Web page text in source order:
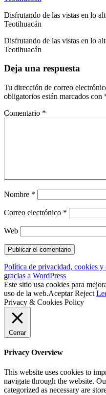
Disfrutando de las vistas en lo
Teotihuacán
Disfrutando de las vistas en lo
Teotihuacán
Deja una respuesta
Tu dirección de correo
obligatorios están marcados con
Comentario *
Nombre *
Correo electrónico *
Web
Política de privacidad, cookies y
gracias a WordPress
Este sitio usa cookies para
uso de la web.Aceptar Reject
Privacy & Cookies Policy
Cerrar
Privacy Overview
This website uses cookies to
navigate through the website.
categorized as necessary are